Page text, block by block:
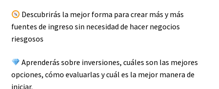
Descubrirás la mejor forma para crear más y más
fuentes de ingreso sin necesidad de hacer negocios
riesgosos
Aprenderás sobre inversiones, cuáles son las mejores
opciones, cómo evaluarlas y cuál es la mejor manera de
iniciar.